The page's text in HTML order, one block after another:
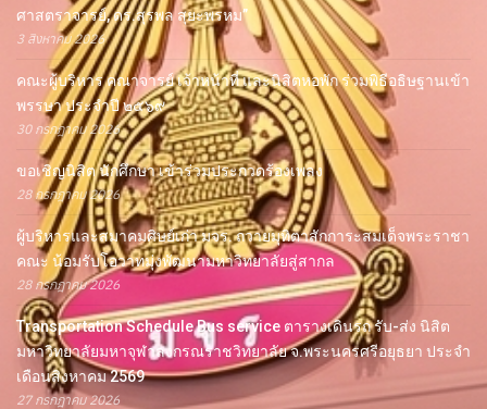
ศาสตราจารย์, ดร.สุรพล สุยะพรหม”
3 สิงหาคม 2026
คณะผู้บริหาร คณาจารย์ เจ้าหน้าที่ และนิสิตหอพัก ร่วมพิธีอธิษฐานเข้า
พรรษา ประจำปี ๒๕๖๙
30 กรกฎาคม 2026
ขอเชิญนิสิต นักศึกษา เข้าร่วมประกวดร้องเพลง
28 กรกฎาคม 2026
ผู้บริหารและสมาคมศิษย์เก่า มจร. ถวายมุทิตาสักการะสมเด็จพระราชา
คณะ น้อมรับโอวาทมุ่งพัฒนามหาวิทยาลัยสู่สากล
28 กรกฎาคม 2026
Transportation Schedule Bus service ตารางเดินรถ รับ-ส่ง นิสิต
มหาวิทยาลัยมหาจุฬาลงกรณราชวิทยาลัย จ.พระนครศรีอยุธยา ประจำ
เดือนสิงหาคม 2569
27 กรกฎาคม 2026